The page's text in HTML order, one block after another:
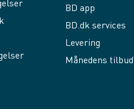
BD app
BD.dk services
Levering
Månedens tilbud